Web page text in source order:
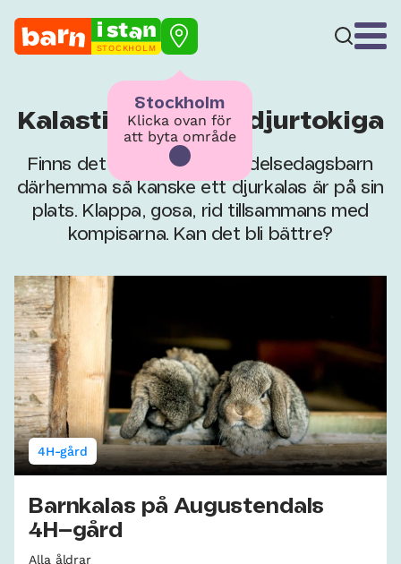
STOCKHOLM
Stockholm
Klicka ovan för
att byta område
Kalastips för den djurtokiga
Finns det ett djurtokigt födelsedagsbarn
därhemma så kanske ett djurkalas är på sin
plats. Klappa, gosa, rid tillsammans med
kompisarna. Kan det bli bättre?
4H-gård
Barnkalas på Augustendals
4H–gård
Alla åldrar